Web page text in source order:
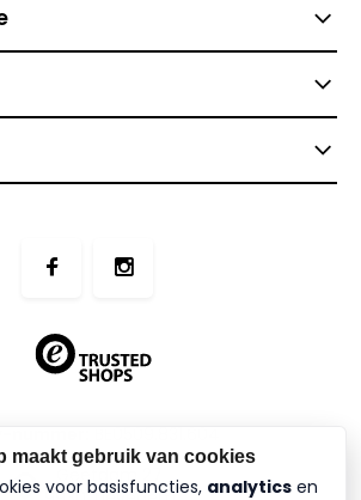
Geetdam 27
maakt gebruik van cookies
voor basisfuncties, analytics en